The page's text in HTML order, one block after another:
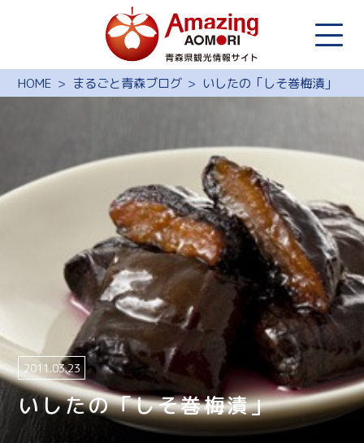
HOME まるごと青森ブログ いしたの「しそ巻梅漬」
いしたの「しそ巻梅漬」
2011.03.23